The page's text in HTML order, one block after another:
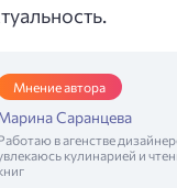
Мнение автора
Саранцева
в агенстве
кулинарией и